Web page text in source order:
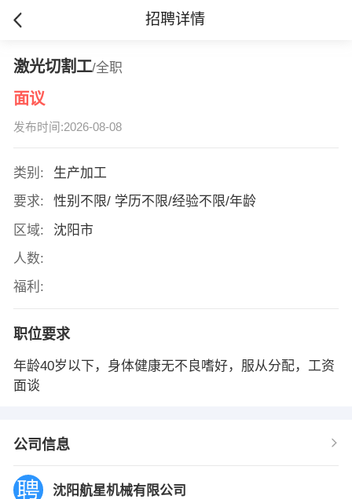
招聘详情
激光切割工/全职
面议
发布时间:2026-08-08
类别:
生产加工
要求:
性别不限/ 学历不限/经验不限/年龄
区域:
沈阳市
人数:
福利:
职位要求
年龄40岁以下，身体健康无不良嗜好，服从分配，工资
面谈
公司信息
沈阳航星机械有限公司